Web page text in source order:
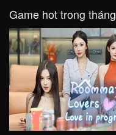
Game hot trong tháng
VIEW